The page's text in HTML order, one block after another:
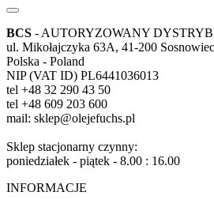
BCS - AUTORYZOWANY
ul. Mikołajczyka 63A, 41-200 Sosnowiec
Polska - Poland
NIP (VAT ID) PL6441036013
tel +48 32 290 43 50
tel +48 609 203 600
mail: sklep@olejefuchs.pl
Sklep stacjonarny czynny:
poniedziałek - piątek - 8.00 : 16.00
INFORMACJE